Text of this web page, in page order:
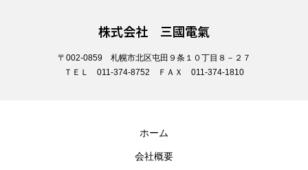
株式会社 三國電氣
〒002-0859 札幌市北区屯田９条１０丁目８－２７
ＴＥＬ 011-374-8752 ＦＡＸ 011-374-1810
ホーム
会社概要